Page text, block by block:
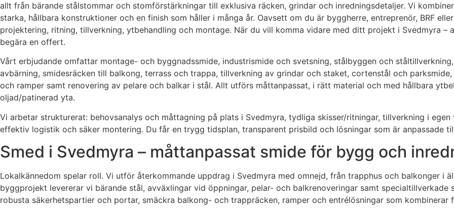
allt från bärande stålstommar och stomförstärkningar till exklusiva räcken, grindar och inredningsdetaljer. Vi
starka, hållbara konstruktioner och en finish som håller i många år. Oavsett om du är byggherre, entreprenör, BRF
projektering, ritning, tillverkning, ytbehandling och montage. När du vill komma vidare med ditt projekt i Svedmyra
begära en offert.
Vårt erbjudande omfattar montage- och byggnadssmide, industrismide och svetsning, stålbyggen och
avbärning, smidesräcken till balkong, terrass och trappa, tillverkning av grindar och staket, cortenstål och
och ramper samt renovering av pelare och balkar i stål. Allt utförs måttanpassat, i rätt material och med hållbara
oljad/patinerad yta.
Vi arbetar strukturerat: behovsanalys och måttagning på plats i Svedmyra, tydliga skisser/ritningar, tillverkning i
effektiv logistik och säker montering. Du får en trygg tidsplan, transparent prisbild och lösningar som är anpassade
Smed i Svedmyra – måttanpassat smide för bygg och
Lokalkännedom spelar roll. Vi utför återkommande uppdrag i Svedmyra med omnejd, från trapphus och balkonger i
byggprojekt levererar vi bärande stål, avväxlingar vid öppningar, pelar- och balkrenoveringar samt specialtillverkade
robusta säkerhetspartier och portar, smäckra balkong- och trappräcken, ramper och entrélösningar som kombinerar